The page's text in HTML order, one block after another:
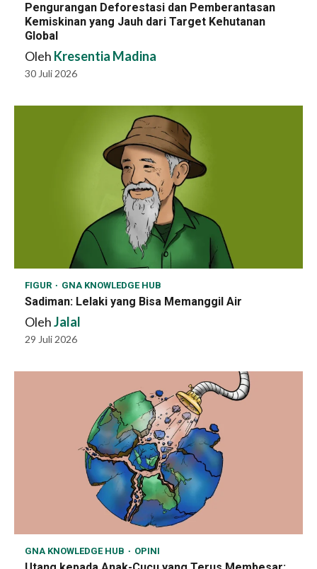
Pengurangan Deforestasi dan Pemberantasan
Kemiskinan yang Jauh dari Target Kehutanan
Global
Oleh Kresentia Madina
30 Juli 2026
FIGUR GNA KNOWLEDGE HUB
Sadiman: Lelaki yang Bisa Memanggil Air
OlehJalal
29 Juli 2026
GNA KNOWLEDGE HUB OPINI